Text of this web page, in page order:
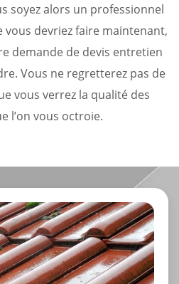
soyez alors un professionnel
devriez faire maintenant,
demande de devis entretien
Vous ne regretterez pas de
vous verrez la qualité des
l’on vous octroie.